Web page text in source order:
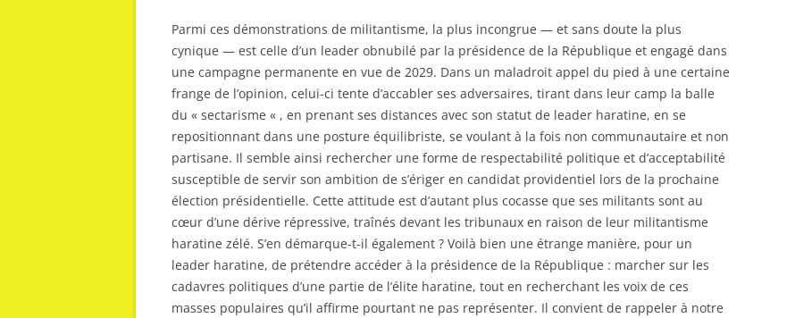
Parmi ces démonstrations de militantisme, la plus incongrue — et sans doute la plus
cynique — est celle d’un leader obnubilé par la présidence de la République et engagé dans
une campagne permanente en vue de 2029. Dans un maladroit appel du pied à une certaine
frange de l’opinion, celui-ci tente d’accabler ses adversaires, tirant dans leur camp la balle
du « sectarisme « , en prenant ses distances avec son statut de leader haratine, en se
repositionnant dans une posture équilibriste, se voulant à la fois non communautaire et non
partisane. Il semble ainsi rechercher une forme de respectabilité politique et d’acceptabilité
susceptible de servir son ambition de s’ériger en candidat providentiel lors de la prochaine
élection présidentielle. Cette attitude est d’autant plus cocasse que ses militants sont au
cœur d’une dérive répressive, traînés devant les tribunaux en raison de leur militantisme
haratine zélé. S’en démarque-t-il également ? Voilà bien une étrange manière, pour un
leader haratine, de prétendre accéder à la présidence de la République : marcher sur les
cadavres politiques d’une partie de l’élite haratine, tout en recherchant les voix de ces
masses populaires qu’il affirme pourtant ne pas représenter. Il convient de rappeler à notre